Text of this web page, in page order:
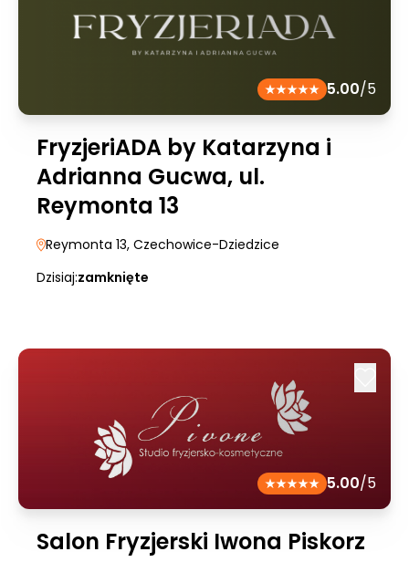
5.00/5
FryzjeriADA by Katarzyna i
Adrianna Gucwa, ul.
Reymonta 13
Reymonta 13, Czechowice-Dziedzice
Dzisiaj:zamknięte
5.00/5
Salon Fryzjerski Iwona Piskorz